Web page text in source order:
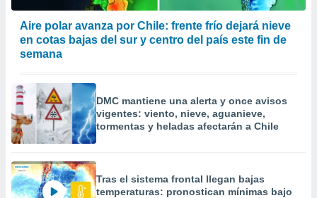
Aire polar avanza por Chile: frente frío dejará nieve
en cotas bajas del sur y centro del país este fin de
semana
DMC mantiene una alerta y once avisos
vigentes: viento, nieve, aguanieve,
tormentas y heladas afectarán a Chile
Tras el sistema frontal llegan bajas
temperaturas: pronostican mínimas bajo